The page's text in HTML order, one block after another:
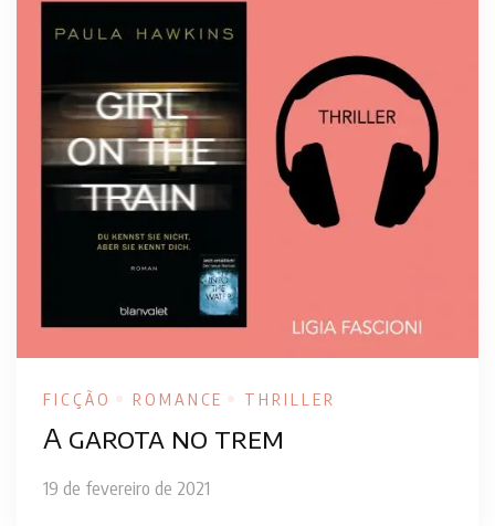
FICÇÃO ROMANCE THRILLER
A garota no trem
19 de fevereiro de 2021